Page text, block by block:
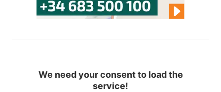
We need your consent to load the
service!